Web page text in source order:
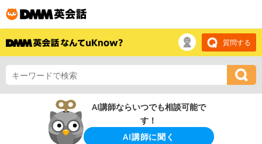
質問する
AI講師ならいつでも相談可能で
す！
AI講師に聞く